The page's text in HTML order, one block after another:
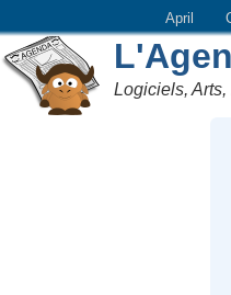
April
Logiciels,